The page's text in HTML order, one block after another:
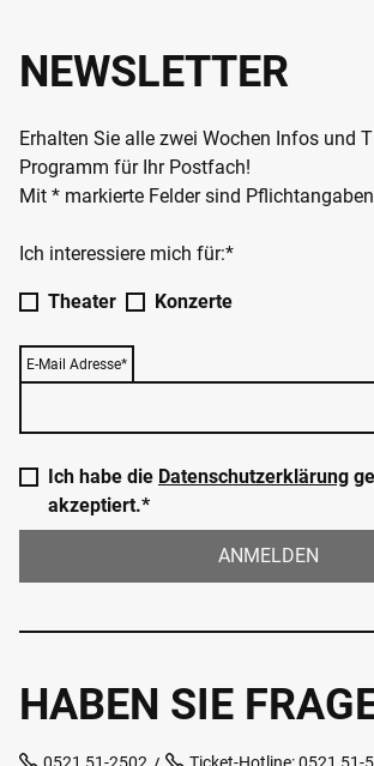
NEWSLETTER
Erhalten Sie alle zwei Wochen Infos und
Programm für Ihr Postfach!
Mit * markierte Felder sind
Ich interessiere mich für:*
Theater Konzerte
E-Mail Adresse*
Ich habe die Datenschutzerklärung
akzeptiert.*
ANMELDEN
HABEN SIE